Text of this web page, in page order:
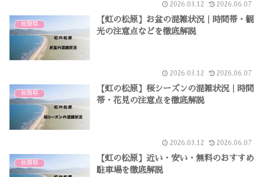
2026.03.12 2026.06.07
佐賀県
【虹の松原】お盆の混雑状況｜時間帯・観
光の注意点などを徹底解説
2026.03.12 2026.06.07
佐賀県
【虹の松原】桜シーズンの混雑状況｜時間
帯・花見の注意点を徹底解説
2026.03.12 2026.06.07
佐賀県
【虹の松原】近い・安い・無料のおすすめ
駐車場を徹底解説